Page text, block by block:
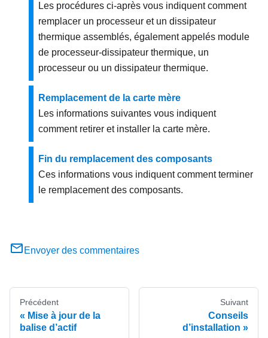
Les procédures ci-après vous indiquent comment
remplacer un processeur et un dissipateur
thermique assemblés, également appelés module
de processeur-dissipateur thermique, un
processeur ou un dissipateur thermique.
Remplacement de la carte mère
Les informations suivantes vous indiquent
comment retirer et installer la carte mère.
Fin du remplacement des composants
Ces informations vous indiquent comment terminer
le remplacement des composants.
Envoyer des commentaires
Précédent
Mise à jour de la
balise d’actif
Suivant
Conseils
d’installation